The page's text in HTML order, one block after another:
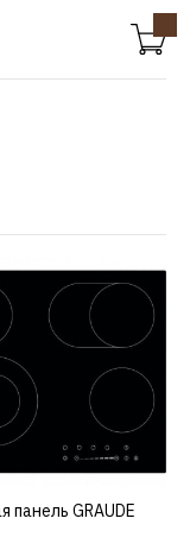
панель GRAUDE
КУПИТЬ
К СРАВНЕНИЮ
В ПОЖЕЛАНИЯ
КУПИТЬ
панель GRAUDE